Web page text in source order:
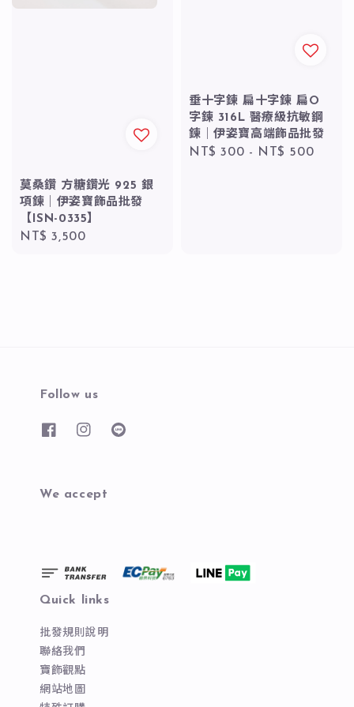
莫桑鑽 方糖鑽光 925 銀
項鍊｜伊姿寶飾品批發
【ISN-0335】
Regular
NT$ 3,500
垂十字鍊 扁十字鍊 扁O
字鍊 316L 醫療級抗敏鋼
鍊｜伊姿寶高端飾品批發
Regular
NT$ 300 - NT$ 500
Follow us
We accept
Quick links
批發規則說明
聯絡我們
寶飾觀點
網站地圖